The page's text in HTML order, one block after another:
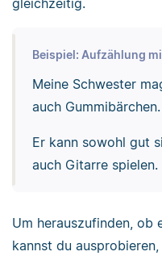
gleichzeitig.
Beispiel: Aufzählung
Meine Schwester
auch Gummibärchen.
Er kann sowohl gut
auch Gitarre spielen.
Um herauszufinden, ob
kannst du ausprobieren,